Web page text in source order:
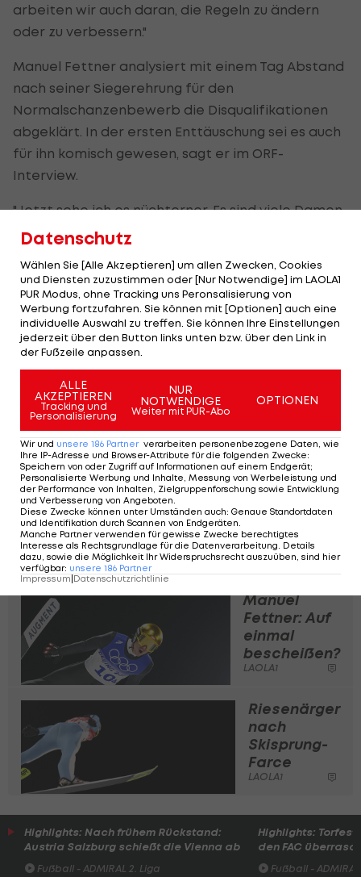
arbeiten wir auch daran, die Regeln zu ändern
oder zu verbessern."
Manuel Fettner analysiert mit einem Tag Abstand
nach seiner Siegerehrung für den
Normalschanzenbewerb die Disqualifikationen
abgeklärt. In der ersten Enttäuschung sei es auch
für ihn komisch gewesen, sagt er im ORF-
Interview.
"Jetzt sehe ich es nüchterner. Es sind viele Damen
kontrolliert und nicht disqualifiziert worden.
wir wollen alle einen fairen Sport. Man sieht, dass
sie zurecht disqualifiziert wurden, sonst wären sie
nicht disqualifiziert worden."
Nachfolger nicht
der Richtige
LAOLA1
Ärger über
Mixed:
"Damen-
zerstört"
LAOLA1
Manuel
Fettner: Auf
einmal
bescheißen?
LAOLA1
Riesenärger
nach
Skisprung-
Farce
LAOLA1
Highlights: Nach frühem Rückstand:
Austria Salzburg schießt die Vienna ab
Fußball - ADMIRAL 2. Liga
Highlights:
den FAC
Fußball -
Datenschutz
Wählen Sie [Alle Akzeptieren] um allen Zwecken, Cookies
und Diensten zuzustimmen oder [Nur Notwendige] im LAOLA1
PUR Modus, ohne Tracking uns Peronsalisierung von
Werbung fortzufahren. Sie können mit [Optionen] auch eine
individuelle Auswahl zu treffen. Sie können Ihre Einstellungen
jederzeit über den Button links unten bzw. über den Link in
der Fußzeile anpassen.
ALLE
AKZEPTIEREN
Tracking und
Personalisierung
NUR
NOTWENDIGE
Weiter mit PUR-Abo
OPTIONEN
Wir und unsere 186 Partner verarbeiten personenbezogene Daten, wie
Ihre IP-Adresse und Browser-Attribute für die folgenden Zwecke:
Speichern von oder Zugriff auf Informationen auf einem Endgerät;
Personalisierte Werbung und Inhalte, Messung von Werbeleistung und
der Performance von Inhalten, Zielgruppenforschung sowie Entwicklung
und Verbesserung von Angeboten.
Diese Zwecke können unter Umständen auch: Genaue Standortdaten
und Identifikation durch Scannen von Endgeräten.
Manche Partner verwenden für gewisse Zwecke berechtigtes
Interesse als Rechtsgrundlage für die Datenverarbeitung. Details
dazu, sowie die Möglichkeit Ihr Widerspruchsrecht auszuüben, sind hier
verfügbar: unsere 186 Partner
Impressum Datenschutzrichtlinie